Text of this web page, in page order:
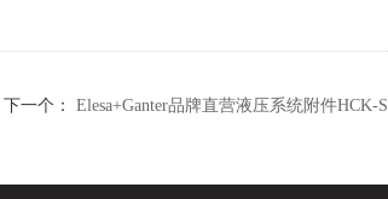
下一个：
Elesa+Ganter品牌直营液压系统附件HCK-